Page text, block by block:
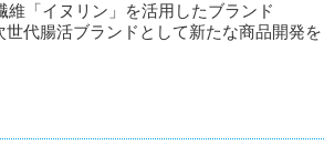
「イヌリン」を活用したブランド
世代腸活ブランドとして新たな商品開発を